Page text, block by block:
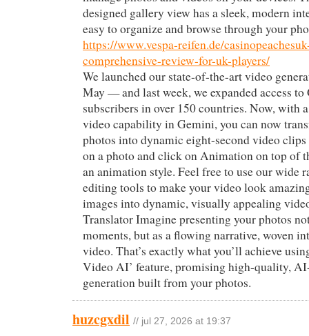
designed gallery view has a sleek, modern
easy to organize and browse through your
https://www.vespa-reifen.de/
comprehensive-review-for-uk-players/
We launched our state-of-the-art video
May — and last week, we expanded access
subscribers in over 150 countries. Now, with
video capability in Gemini, you can now
photos into dynamic eight-second video
on a photo and click on Animation on top of
an animation style. Feel free to use our wide
editing tools to make your video look
images into dynamic, visually appealing
Translator Imagine presenting your photos
moments, but as a flowing narrative, woven
video. That’s exactly what you’ll achieve
Video AI’ feature, promising high-quality,
generation built from your photos.
huzcgxdil // jul 27, 2026 at 19:37